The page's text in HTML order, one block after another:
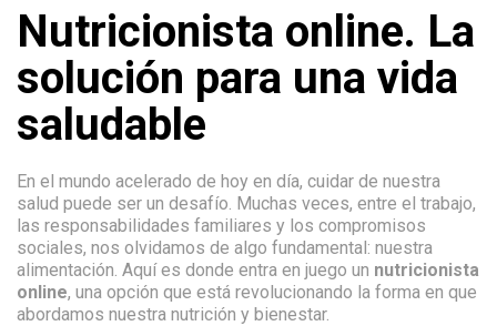
Nutricionista online. La
solución para una vida
saludable
En el mundo acelerado de hoy en día, cuidar de nuestra
salud puede ser un desafío. Muchas veces, entre el trabajo,
las responsabilidades familiares y los compromisos
sociales, nos olvidamos de algo fundamental: nuestra
alimentación. Aquí es donde entra en juego un nutricionista
online, una opción que está revolucionando la forma en que
abordamos nuestra nutrición y bienestar.